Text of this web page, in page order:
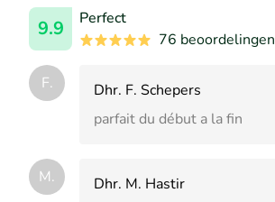
9.9
Perfect
76 beoordelingen
F.
Dhr. F. Schepers
parfait du début a la fin
M.
Dhr. M. Hastir